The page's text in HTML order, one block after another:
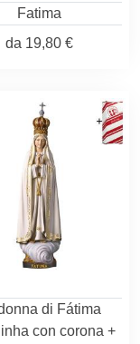
Fatima
da 19,80 €
di Fátima
con corona +